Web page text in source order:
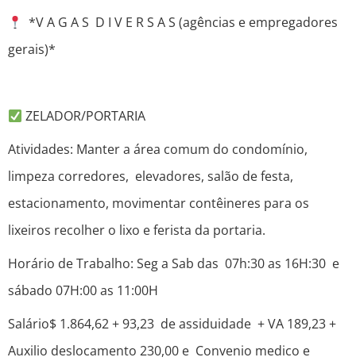
*V A G A S D I V E R S A S (agências e empregadores
gerais)*
ZELADOR/PORTARIA
Atividades: Manter a área comum do condomínio,
limpeza corredores, elevadores, salão de festa,
estacionamento, movimentar contêineres para os
lixeiros recolher o lixo e ferista da portaria.
Horário de Trabalho: Seg a Sab das 07h:30 as 16H:30 e
sábado 07H:00 as 11:00H
Salário$ 1.864,62 + 93,23 de assiduidade + VA 189,23 +
Auxilio deslocamento 230,00 e Convenio medico e